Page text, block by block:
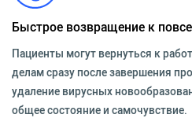
Быстрое возвращение к
Пациенты могут вернуться к
делам сразу после завершения
удаление вирусных
общее состояние и самочувствие.